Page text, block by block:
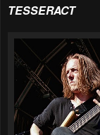
TESSERACT